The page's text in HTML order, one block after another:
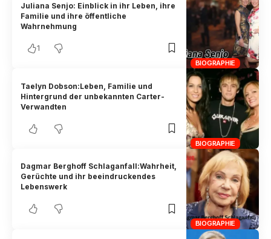
BIOGRAPHIE
Juliana Senjo: Einblick in ihr Leben, ihre
Familie und ihre öffentliche
Wahrnehmung
1
BIOGRAPHIE
Taelyn Dobson:Leben, Familie und
Hintergrund der unbekannten Carter-
Verwandten
BIOGRAPHIE
Dagmar Berghoff Schlaganfall:Wahrheit,
Gerüchte und ihr beeindruckendes
Lebenswerk